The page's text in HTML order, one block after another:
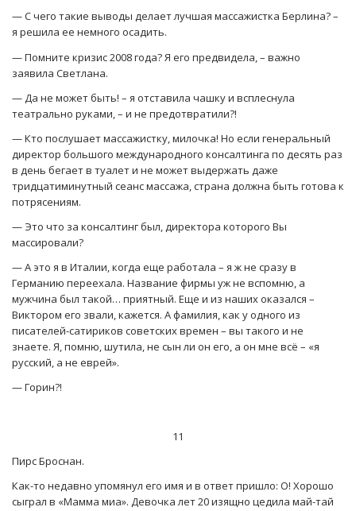
— С чего такие выводы делает лучшая массажистка Берлина? –
я решила ее немного осадить.
— Помните кризис 2008 года? Я его предвидела, – важно
заявила Светлана.
— Да не может быть! – я отставила чашку и всплеснула
театрально руками, – и не предотвратили?!
— Кто послушает массажистку, милочка! Но если генеральный
директор большого международного консалтинга по десять раз
в день бегает в туалет и не может выдержать даже
тридцатиминутный сеанс массажа, страна должна быть готова к
потрясениям.
— Это что за консалтинг был, директора которого Вы
массировали?
— А это я в Италии, когда еще работала – я ж не сразу в
Германию переехала. Название фирмы уж не вспомню, а
мужчина был такой… приятный. Еще и из наших оказался –
Виктором его звали, кажется. А фамилия, как у одного из
писателей-сатириков советских времен – вы такого и не
знаете. Я, помню, шутила, не сын ли он его, а он мне всё – «я
русский, а не еврей».
— Горин?!
11
Пирс Броснан.
Как-то недавно упомянул его имя и в ответ пришло: О! Хорошо
сыграл в «Мамма миа». Девочка лет 20 изящно цедила май-тай